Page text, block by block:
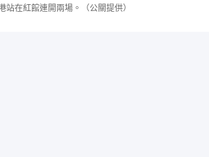
站在紅館連開兩場。（公關提供）